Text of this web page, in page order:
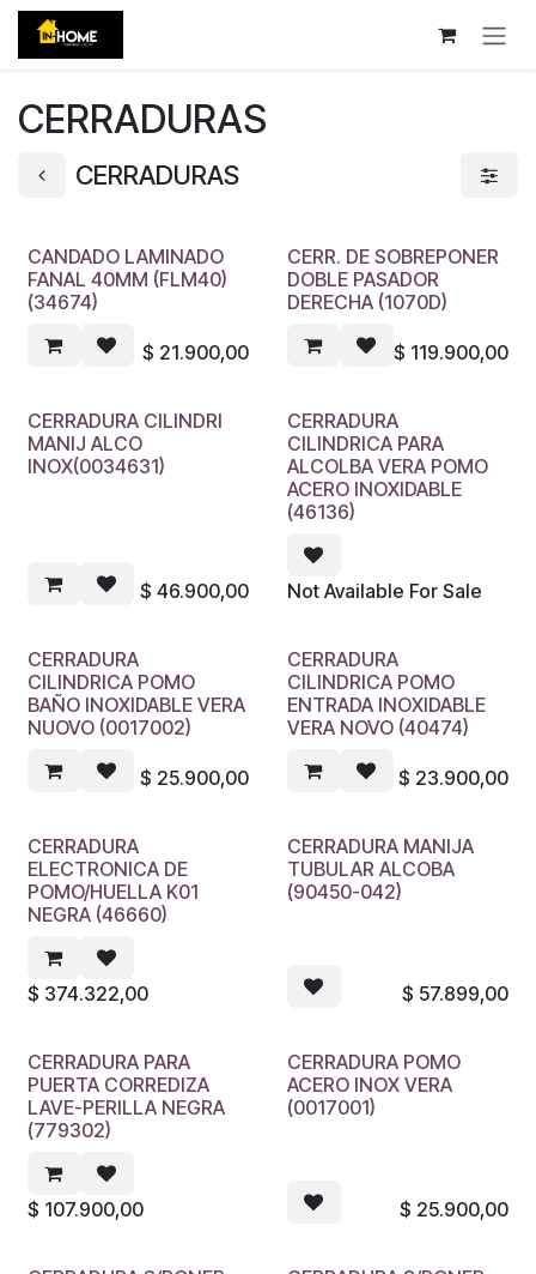
Ir al contenido
CERRADURAS
CERRADURAS
CANDADO LAMINADO
FANAL 40MM (FLM40)
(34674)
$ 21.900,00
CERR. DE SOBREPONER
DOBLE PASADOR
DERECHA (1070D)
$ 119.900,00
CERRADURA CILINDRI
MANIJ ALCO
INOX(0034631)
$ 46.900,00
CERRADURA
CILINDRICA PARA
ALCOLBA VERA POMO
ACERO INOXIDABLE
(46136)
Not Available For Sale
CERRADURA
CILINDRICA POMO
BAÑO INOXIDABLE VERA
NUOVO (0017002)
$ 25.900,00
CERRADURA
CILINDRICA POMO
ENTRADA INOXIDABLE
VERA NOVO (40474)
$ 23.900,00
CERRADURA
ELECTRONICA DE
POMO/HUELLA K01
NEGRA (46660)
$ 374.322,00
CERRADURA MANIJA
TUBULAR ALCOBA
(90450-042)
$ 57.899,00
CERRADURA PARA
PUERTA CORREDIZA
LAVE-PERILLA NEGRA
(779302)
$ 107.900,00
CERRADURA POMO
ACERO INOX VERA
(0017001)
$ 25.900,00